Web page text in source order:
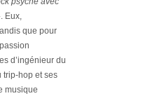
Eux,
que pour
d’ingénieur du
trip-hop et ses
musique